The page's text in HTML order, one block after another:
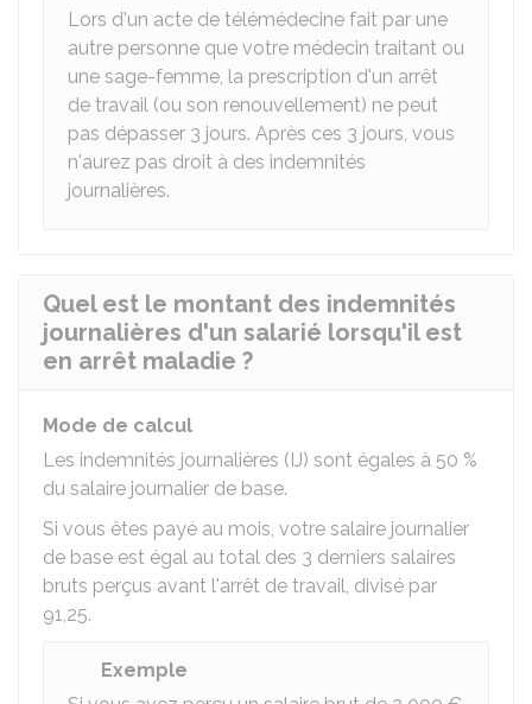
Lors d'un acte de télémédecine fait par une
autre personne que votre médecin traitant ou
une sage-femme, la prescription d'un arrêt
de travail (ou son renouvellement) ne peut
pas dépasser 3 jours. Après ces 3 jours, vous
n'aurez pas droit à des indemnités
journalières.
Quel est le montant des indemnités
journalières d'un salarié lorsqu'il est
en arrêt maladie ?
Mode de calcul
Les indemnités journalières (IJ) sont égales à 50 %
du salaire journalier de base.
Si vous êtes payé au mois, votre salaire journalier
de base est égal au total des 3 derniers salaires
bruts perçus avant l'arrêt de travail, divisé par
91,25.
Exemple